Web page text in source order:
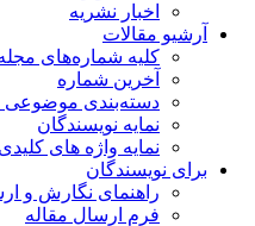
اخبار نشریه
آرشیو مقالات
کلیه شماره‌های مجله
آخرین شماره
دسته‌بندی موضوعی
نمایه نویسندگان
نمایه واژه های کلیدی
برای نویسندگان
راهنمای نگارش و
فرم ارسال مقاله